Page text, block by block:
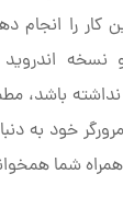
کار را انجام
نسخه
باشد،
خود به
شما